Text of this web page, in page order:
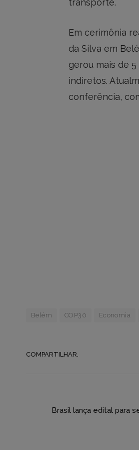
transporte.
Em cerimônia
da Silva em
gerou mais de
indiretos.
conferência,
Belém COP30 Economia
COMPARTILHAR.
Brasil lança edital para